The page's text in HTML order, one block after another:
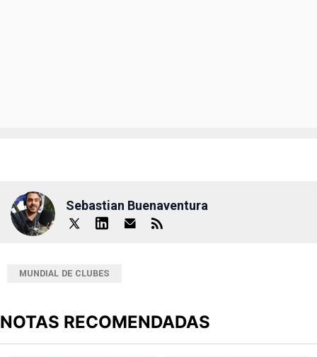
Sebastian Buenaventura
MUNDIAL DE CLUBES
NOTAS RECOMENDADAS